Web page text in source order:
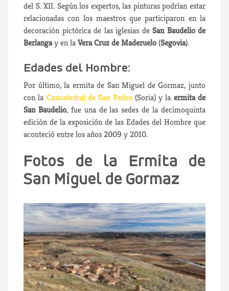
del S. XII. Según los expertos, las pinturas podrían estar
relacionadas con los maestros que participaron en la
decoración pictórica de las iglesias de San Baudelio de
Berlangay en laVera Cruz de Maderuelo(Segovia).
Edades del Hombre:
Por último, la ermita de San Miguel de Gormaz, junto
con la Concatedral de San Pedro(Soria) y la ermita de
San Baudelio, fue una de las sedes de la decimoquinta
edición de la exposición de las Edades del Hombre que
aconteció entre los años 2009 y 2010.
Fotos de la Ermita de
San Miguel de Gormaz